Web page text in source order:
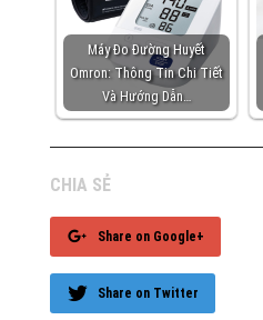
Máy Đo Đường Huyết
Omron: Thông Tin Chi Tiết
Và Hướng Dẫn…
CHIA SẺ
Share on Google+
Share on Twitter